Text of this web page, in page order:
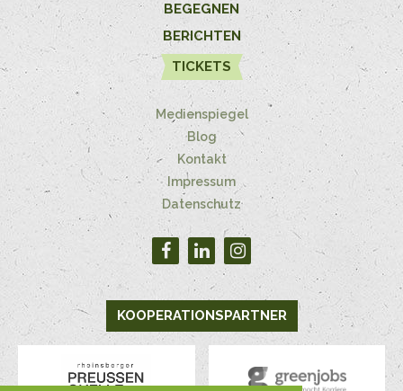
BEGEGNEN
BERICHTEN
TICKETS
Medienspiegel
Blog
Kontakt
Impressum
Datenschutz
KOOPERATIONSPARTNER